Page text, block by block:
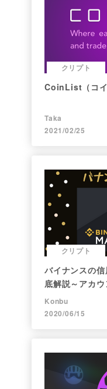
クリプト
CoinList（コ
Taka
2021/02/25
クリプト
バイナンスの
底解説～アカ
算例まで～
Konbu
2020/06/15